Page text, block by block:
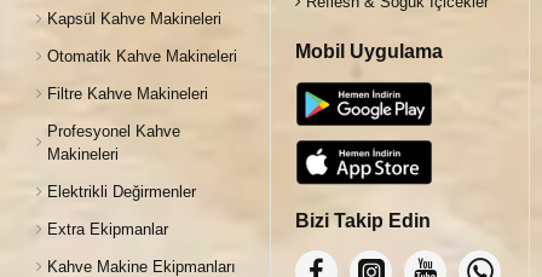
Kapsül Kahve Makineleri
Otomatik Kahve Makineleri
Filtre Kahve Makineleri
Profesyonel Kahve
Makineleri
Elektrikli Değirmenler
Extra Ekipmanlar
Kahve Makine Ekipmanları
Mobil Uygulama
Bizi Takip Edin